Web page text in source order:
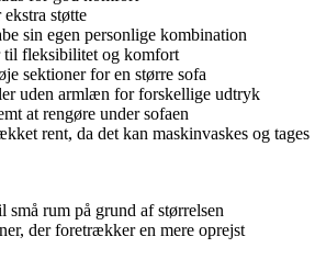
støtte
sin egen personlige kombination
til fleksibilitet og komfort
sektioner for en større sofa
uden armlæn for forskellige udtryk
at rengøre under sofaen
rent, da det kan maskinvaskes og tages
små rum på grund af størrelsen
der foretrækker en mere oprejst